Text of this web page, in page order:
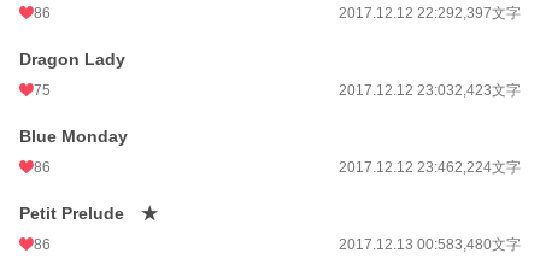
86 2017.12.12 22:292,397文字
Dragon Lady
75 2017.12.12 23:032,423文字
Blue Monday
86 2017.12.12 23:462,224文字
Petit Prelude ★
86 2017.12.13 00:583,480文字